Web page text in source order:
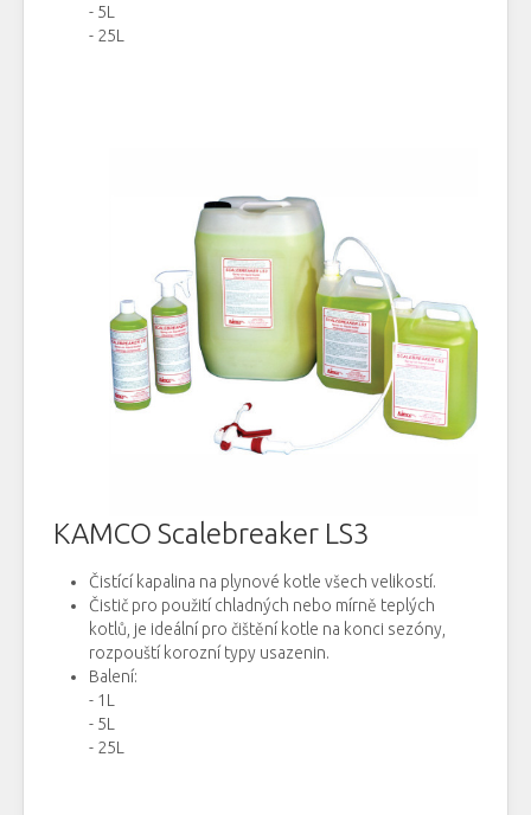
- 5L
- 25L
KAMCO Scalebreaker LS3
Čistící kapalina na plynové kotle všech velikostí.
Čistič pro použití chladných nebo mírně teplých
kotlů, je ideální pro čištění kotle na konci sezóny,
rozpouští korozní typy usazenin.
Balení:
- 1L
- 5L
- 25L